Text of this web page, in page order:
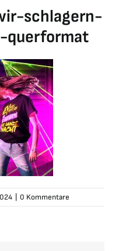
schlagern-
querformat
0 Kommentare